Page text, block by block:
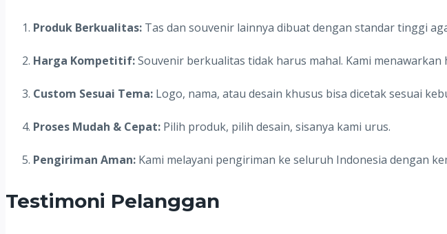
Produk Berkualitas: Tas dan souvenir lainnya dibuat dengan standar tinggi
Harga Kompetitif:Souvenir berkualitas tidak harus mahal. Kami
Custom Sesuai Tema: Logo, nama, atau desain khusus bisa dicetak sesuai
Proses Mudah & Cepat: Pilih produk, pilih desain, sisanya kami urus.
Pengiriman Aman: Kami melayani pengiriman ke seluruh Indonesia dengan
Testimoni Pelanggan